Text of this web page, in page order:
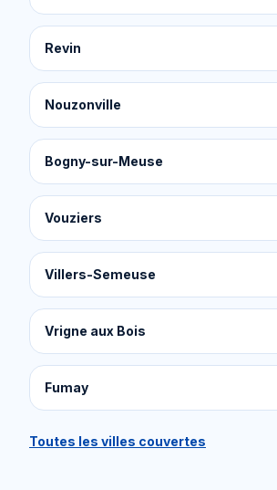
Revin
Nouzonville
Bogny-sur-Meuse
Vouziers
Villers-Semeuse
Vrigne aux Bois
Fumay
Toutes les villes couvertes